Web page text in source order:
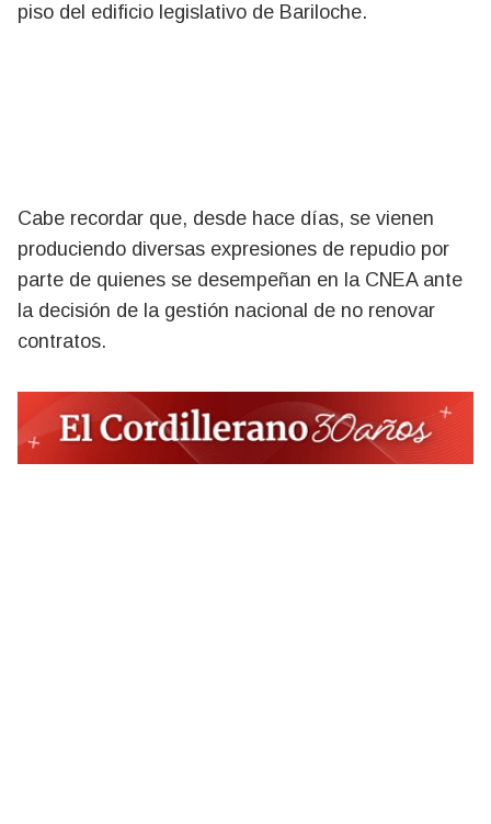
piso del edificio legislativo de Bariloche.
Cabe recordar que, desde hace días, se vienen
produciendo diversas expresiones de repudio por
parte de quienes se desempeñan en la CNEA ante
la decisión de la gestión nacional de no renovar
contratos.